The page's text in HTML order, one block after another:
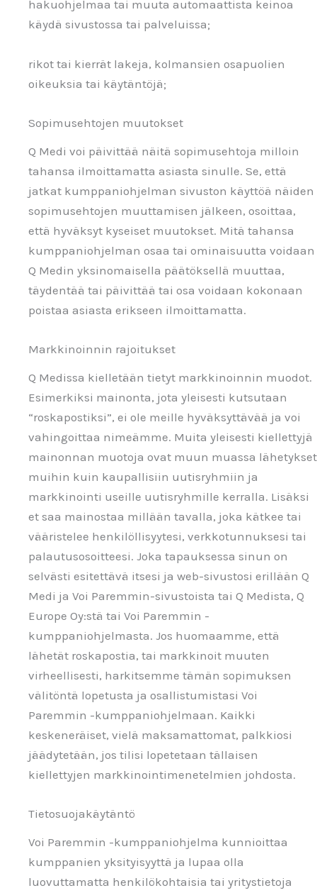
hakuohjelmaa tai muuta automaattista keinoa
käydä sivustossa tai palveluissa;
rikot tai kierrät lakeja, kolmansien osapuolien
oikeuksia tai käytäntöjä;
Sopimusehtojen muutokset
Q Medi voi päivittää näitä sopimusehtoja milloin
tahansa ilmoittamatta asiasta sinulle. Se, että
jatkat kumppaniohjelman sivuston käyttöä näiden
sopimusehtojen muuttamisen jälkeen, osoittaa,
että hyväksyt kyseiset muutokset. Mitä tahansa
kumppaniohjelman osaa tai ominaisuutta voidaan
Q Medin yksinomaisella päätöksellä muuttaa,
täydentää tai päivittää tai osa voidaan kokonaan
poistaa asiasta erikseen ilmoittamatta.
Markkinoinnin rajoitukset
Q Medissa kielletään tietyt markkinoinnin muodot.
Esimerkiksi mainonta, jota yleisesti kutsutaan
“roskapostiksi”, ei ole meille hyväksyttävää ja voi
vahingoittaa nimeämme. Muita yleisesti kiellettyjä
mainonnan muotoja ovat muun muassa lähetykset
muihin kuin kaupallisiin uutisryhmiin ja
markkinointi useille uutisryhmille kerralla. Lisäksi
et saa mainostaa millään tavalla, joka kätkee tai
vääristelee henkilöllisyytesi, verkkotunnuksesi tai
palautusosoitteesi. Joka tapauksessa sinun on
selvästi esitettävä itsesi ja web-sivustosi erillään Q
Medi ja Voi Paremmin-sivustoista tai Q Medista, Q
Europe Oy:stä tai Voi Paremmin -
kumppaniohjelmasta. Jos huomaamme, että
lähetät roskapostia, tai markkinoit muuten
virheellisesti, harkitsemme tämän sopimuksen
välitöntä lopetusta ja osallistumistasi Voi
Paremmin -kumppaniohjelmaan. Kaikki
keskeneräiset, vielä maksamattomat, palkkiosi
jäädytetään, jos tilisi lopetetaan tällaisen
kiellettyjen markkinointimenetelmien johdosta.
Tietosuojakäytäntö
Voi Paremmin -kumppaniohjelma kunnioittaa
kumppanien yksityisyyttä ja lupaa olla
luovuttamatta henkilökohtaisia tai yritystietoja